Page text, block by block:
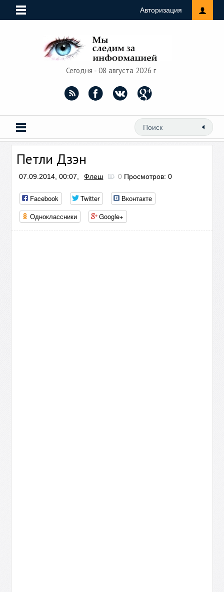
Авторизация
Сегодня - 08 августа 2026 г
Петли Дзэн
07.09.2014, 00:07, Флеш 0 Просмотров: 0
Facebook Twitter
Вконтакте
Одноклассники
Google+